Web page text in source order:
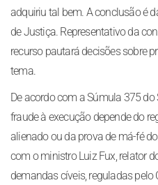
adquiriu tal bem. A conclusão é
de Justiça. Representativo da
recurso pautará decisões sobre
tema.
De acordo com a Súmula 375 do
fraude à execução depende do
alienado ou da prova de má-fé
com o ministro Luiz Fux, relator
demandas cíveis, reguladas pelo